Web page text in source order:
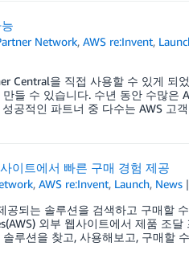
Network,AWS re:Invent,
Central을 직접 사용할 수 있게 되
들 수 있습니다. 수년 동안 수많은
공적인 파트너 중 다수는 AWS 고
이트에서 빠른 구매 경험 제공
,AWS re:Invent, Launch, News
공되는 솔루션을 검색하고 구매할
외부 웹사이트에서 제품 조
루션을 찾고, 사용해보고, 구매할